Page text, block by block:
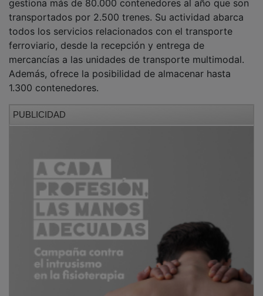
transportados por 2.500 trenes. Su actividad abarca
todos los servicios relacionados con el transporte
ferroviario, desde la recepción y entrega de
mercancías a las unidades de transporte multimodal.
Además, ofrece la posibilidad de almacenar hasta
1.300 contenedores.